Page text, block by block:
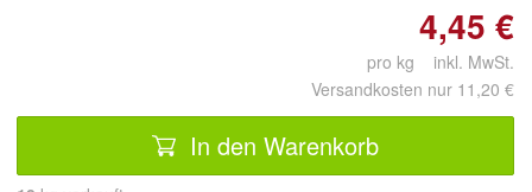
4,45 €
pro kg inkl. MwSt.
Versandkosten nur 11,20 €
In den Warenkorb